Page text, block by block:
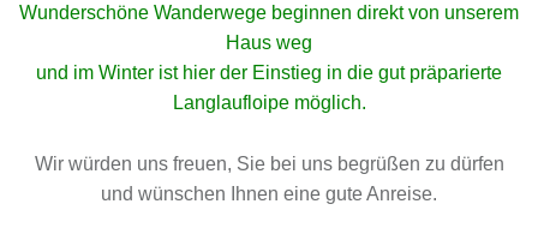
Wunderschöne Wanderwege beginnen direkt von unserem
Haus weg
und im Winter ist hier der Einstieg in die gut präparierte
Langlaufloipe möglich.
Wir würden uns freuen, Sie bei uns begrüßen zu dürfen
und wünschen Ihnen eine gute Anreise.